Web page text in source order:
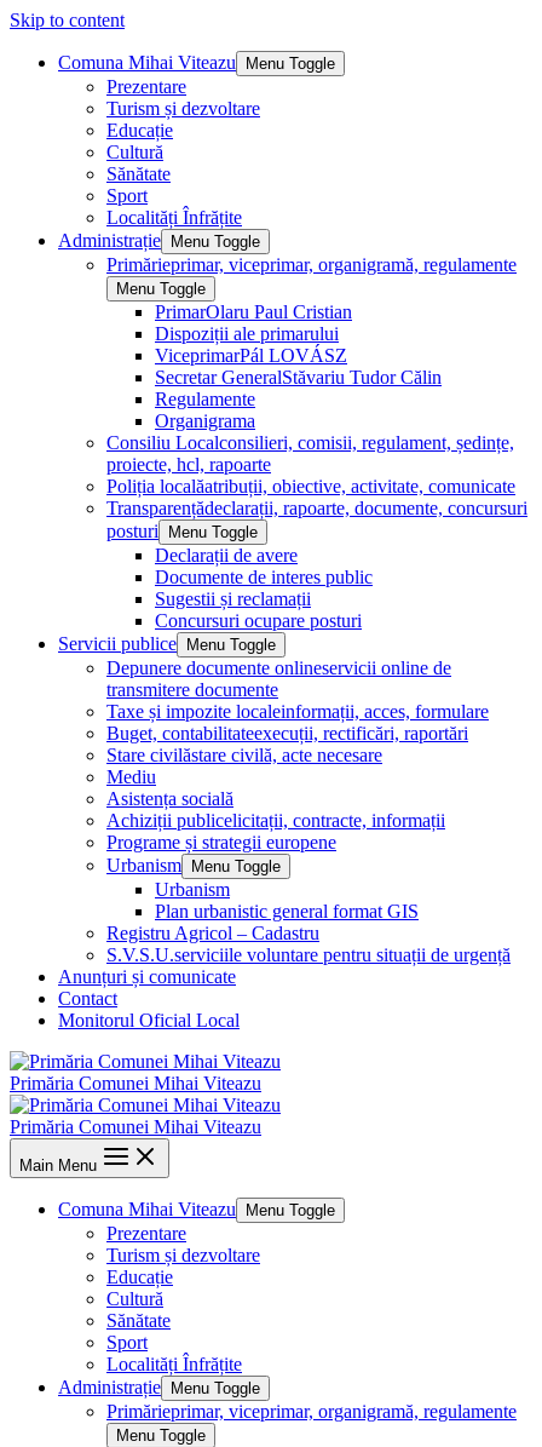
Skip to content
Comuna Mihai Viteazu Menu Toggle
Prezentare
Turism și dezvoltare
Educație
Cultură
Sănătate
Sport
Localități Înfrățite
Administrație
Menu Toggle
Primărieprimar, viceprimar, organigramă, regulamente
Menu Toggle
PrimarOlaru Paul Cristian
Dispoziții ale primarului
ViceprimarPál LOVÁSZ
Secretar GeneralStăvariu Tudor Călin
Regulamente
Organigrama
Consiliu Localconsilieri, comisii, regulament, ședințe,
proiecte, hcl, rapoarte
Poliția localăatribuții, obiective, activitate, comunicate
Transparențădeclarații, rapoarte, documente, concursuri
posturi
Menu Toggle
Declarații de avere
Documente de interes public
Sugestii și reclamații
Concursuri ocupare posturi
Servicii publice
Menu Toggle
Depunere documente onlineservicii online de
transmitere documente
Taxe și impozite localeinformații, acces, formulare
Buget, contabilitateexecuții, rectificări, raportări
Stare civilăstare civilă, acte necesare
Mediu
Asistența socială
Achiziții publicelicitații, contracte, informații
Programe și strategii europene
Urbanism
Menu Toggle
Urbanism
Plan urbanistic general format GIS
Registru Agricol – Cadastru
S.V.S.U.serviciile voluntare pentru situații de urgență
Anunțuri și comunicate
Contact
Monitorul Oficial Local
Primăria Comunei Mihai Viteazu
Primăria Comunei Mihai Viteazu
Main Menu
Comuna Mihai Viteazu Menu Toggle
Prezentare
Turism și dezvoltare
Educație
Cultură
Sănătate
Sport
Localități Înfrățite
Administrație
Menu Toggle
Primărieprimar, viceprimar, organigramă, regulamente
Menu Toggle